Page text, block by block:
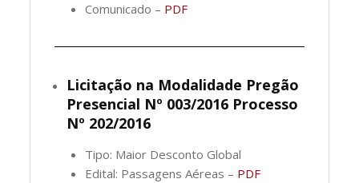
Comunicado – PDF
Licitação na Modalidade Pregão
Presencial Nº 003/2016 Processo
Nº 202/2016
Tipo: Maior Desconto Global
Edital: Passagens Aéreas – PDF